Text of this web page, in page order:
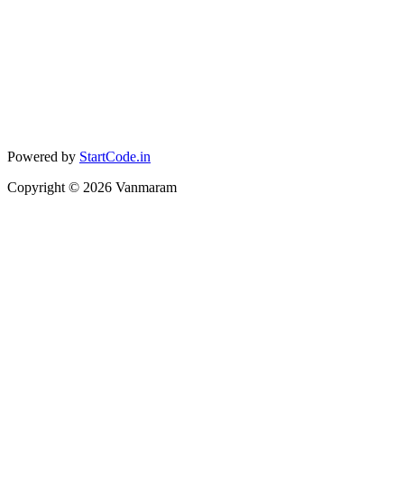
Powered by StartCode.in
Copyright © 2026 Vanmaram